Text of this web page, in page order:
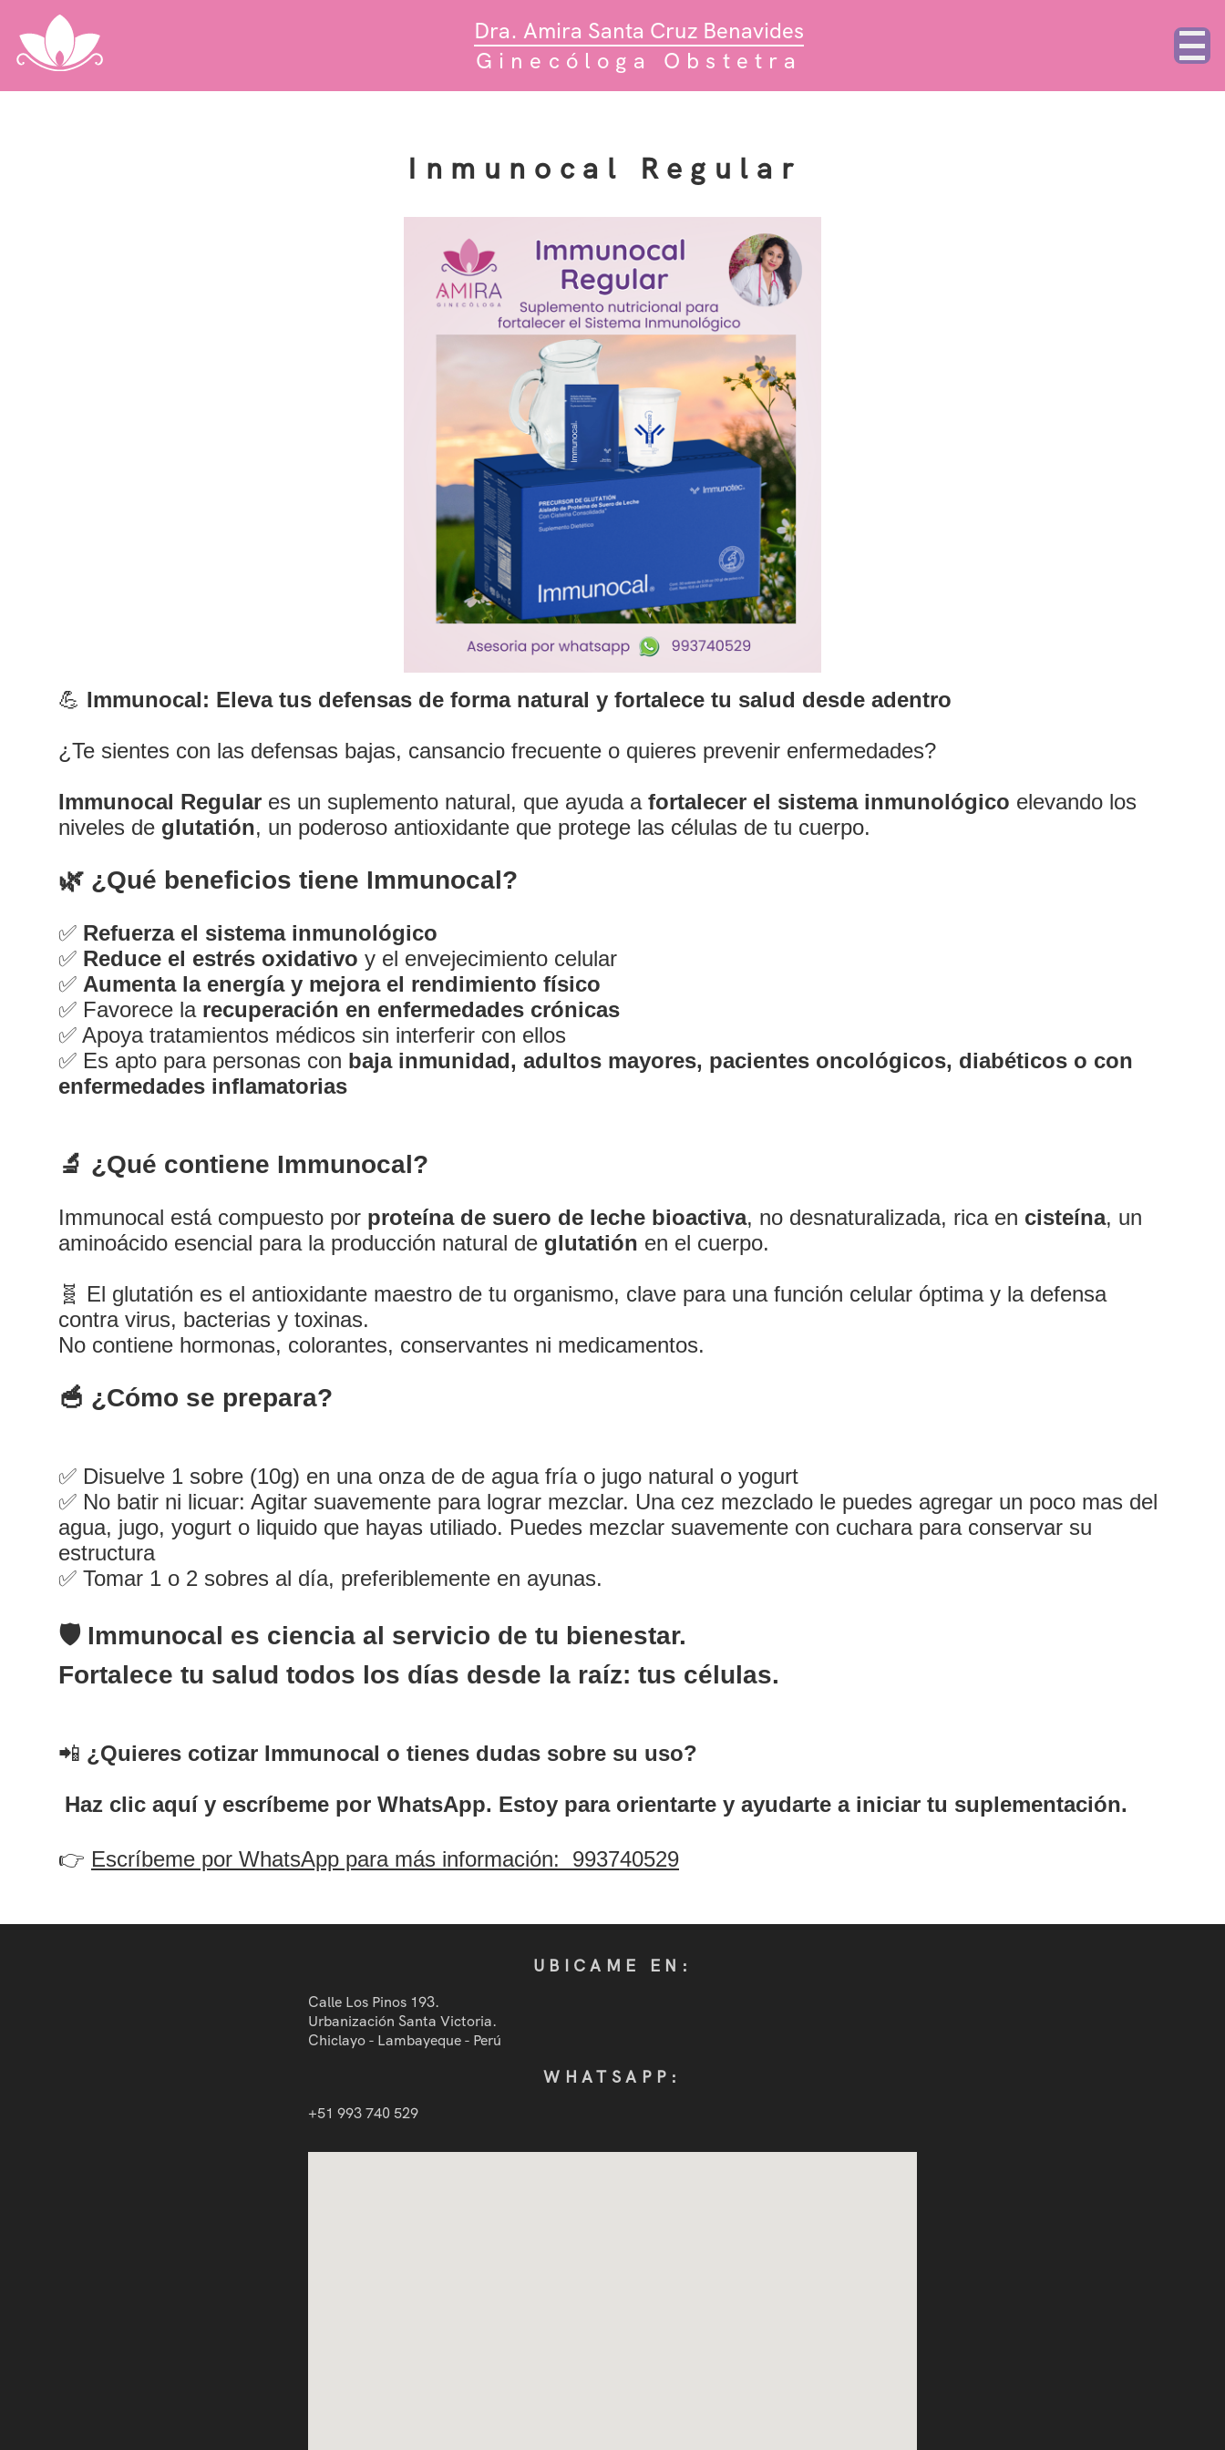
Dra. Amira Santa Cruz Benavides
Ginecóloga Obstetra
Inicio
Sobre mí
Servicios de Ginecología con Laser
Servicios de Cirugías Ginecológicas
Productos
Blog
Eventos
Contáctame
Inmunocal Regular
💪 Immunocal: Eleva tus defensas de forma natural y fortalece tu salud desde adentro
¿Te sientes con las defensas bajas, cansancio frecuente o quieres prevenir enfermedades?
Immunocal Regular es un suplemento natural, que ayuda a fortalecer el sistema inmunológico elevando los
niveles de glutatión, un poderoso antioxidante que protege las células de tu cuerpo.
🌿 ¿Qué beneficios tiene Immunocal?
✅ Refuerza el sistema inmunológico
✅ Reduce el estrés oxidativo y el envejecimiento celular
✅ Aumenta la energía y mejora el rendimiento físico
✅ Favorece la recuperación en enfermedades crónicas
✅ Apoya tratamientos médicos sin interferir con ellos
✅ Es apto para personas con baja inmunidad, adultos mayores, pacientes oncológicos, diabéticos o con
enfermedades inflamatorias
🔬 ¿Qué contiene Immunocal?
Immunocal está compuesto por proteína de suero de leche bioactiva, no desnaturalizada, rica en cisteína, un
aminoácido esencial para la producción natural de glutatión en el cuerpo.
🧬 El glutatión es el antioxidante maestro de tu organismo, clave para una función celular óptima y la defensa
contra virus, bacterias y toxinas.
No contiene hormonas, colorantes, conservantes ni medicamentos.
🥣 ¿Cómo se prepara?
✅ Disuelve 1 sobre (10g) en una onza de de agua fría o jugo natural o yogurt
✅ No batir ni licuar: Agitar suavemente para lograr mezclar. Una cez mezclado le puedes agregar un poco mas del
agua, jugo, yogurt o liquido que hayas utiliado. Puedes mezclar suavemente con cuchara para conservar su
estructura
✅ Tomar 1 o 2 sobres al día, preferiblemente en ayunas.
🛡️ Immunocal es ciencia al servicio de tu bienestar.
Fortalece tu salud todos los días desde la raíz: tus células.
📲 ¿Quieres cotizar Immunocal o tienes dudas sobre su uso?
Haz clic aquí y escríbeme por WhatsApp. Estoy para orientarte y ayudarte a iniciar tu suplementación.
👉 Escríbeme por WhatsApp para más información: 993740529
UBICAME EN:
Calle Los Pinos 193.
Urbanización Santa Victoria.
Chiclayo - Lambayeque - Perú
WHATSAPP:
+51 993 740 529